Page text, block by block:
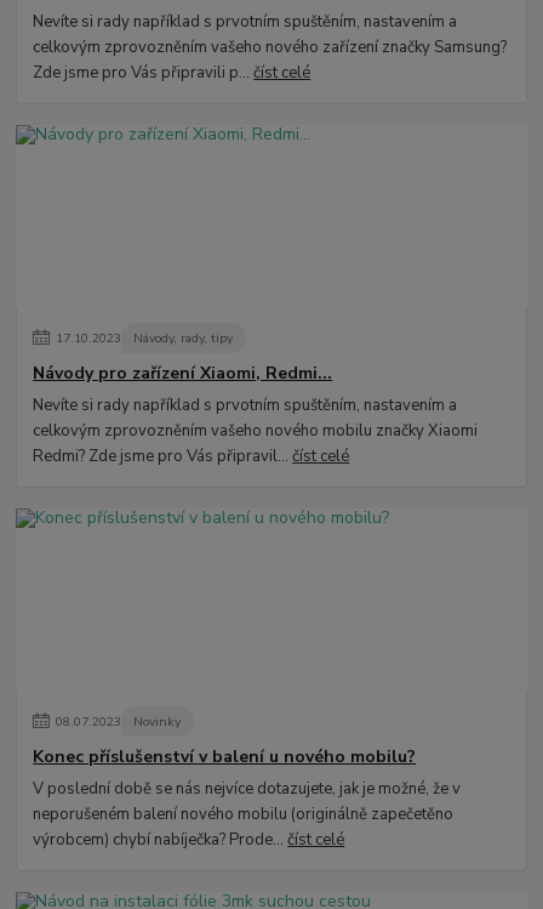
Nevíte si rady například s prvotním spuštěním, nastavením a
celkovým zprovozněním vašeho nového zařízení značky Samsung?
Zde jsme pro Vás připravili p...číst celé
17.10.2023 Návody, rady, tipy
Návody pro zařízení Xiaomi, Redmi...
Nevíte si rady například s prvotním spuštěním, nastavením a
celkovým zprovozněním vašeho nového mobilu značky Xiaomi
Redmi? Zde jsme pro Vás připravil...číst celé
08.07.2023 Novinky
Konec příslušenství v balení u nového mobilu?
V poslední době se nás nejvíce dotazujete, jak je možné, že v
neporušeném balení nového mobilu (originálně zapečetěno
výrobcem) chybí nabíječka? Prode...číst celé